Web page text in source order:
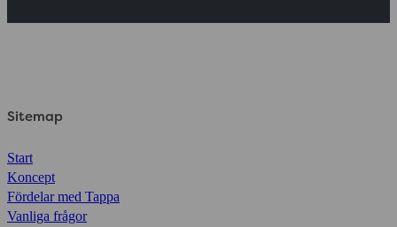
Sitemap
Start
Koncept
Fördelar med Tappa
Vanliga frågor